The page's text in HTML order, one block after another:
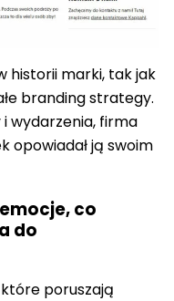
historii marki, tak jak
branding strategy.
wydarzenia, firma
opowiadał ją swoim
co
do
poruszają